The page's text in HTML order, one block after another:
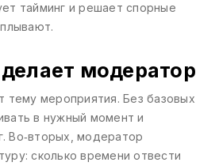
тайминг и решает спорные
модератор
тему мероприятия. Без базовых
в нужный момент и
Во‑вторых, модератор
сколько времени отвести